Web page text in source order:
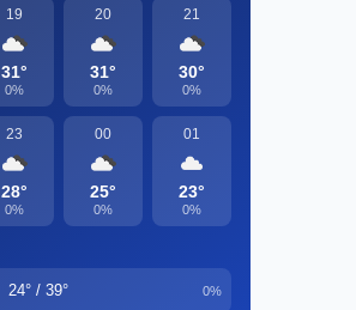
19
31°
0%
20
31°
0%
21
30°
0%
23
28°
0%
00
25°
0%
01
23°
0%
24° / 39° 0%